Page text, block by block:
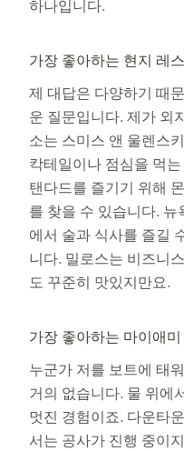
하나입니다.
가장 좋아하는 현지 레
제 대답은 다양하기 때
운 질문입니다. 제가 외
소는 스미스 앤 울렌스
칵테일이나 점심을 먹
탠다드를 즐기기 위해
를 찾을 수 있습니다. 뉴
에서 술과 식사를 즐길
니다. 밀로스는 비즈니
도 꾸준히 맛있지만요.
가장 좋아하는 마이애
누군가 저를 보트에 태
거의 없습니다. 물 위에
멋진 경험이죠. 다운타
서는 공사가 진행 중이